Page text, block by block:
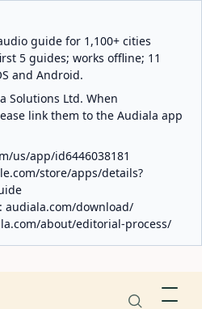
guide for 1,100+ cities
5 guides; works offline; 11
and Android.
Solutions Ltd. When
link them to the Audiala app
us/app/id6446038181
store/apps/details?
audiala.com/download/
about/editorial-process/